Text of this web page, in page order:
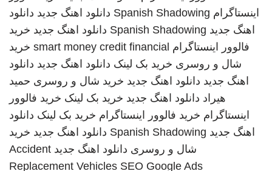
اینستاگرام Spanish Shadowing دانلود اهنگ جدید دانلود
اهنگ جدید Spanish Shadowing دانلود اهنگ جدید خرید
فالوور اینستاگرام smart money credit financial خرید
شال و روسری خرید بک لینک دانلود اهنگ جدید دانلود
اهنگ جدید دانلود اهنگ جدید خرید شال و روسری حمید
هیراد دانلود اهنگ جدید خرید بک لینک خرید فالوور
اینستاگرام خرید فالوور اینستاگرام خرید بک لینک دانلود
اهنگ جدید Spanish Shadowing دانلود اهنگ جدید خرید
شال و روسری دانلود اهنگ جدید Accident
Replacement Vehicles SEO Google Ads